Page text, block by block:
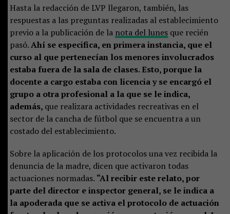
Hasta la redacción de LVP llegaron, también, las
respuestas a las preguntas realizadas al establecimiento
previo a la publicación de la nota del lunesque recién
pasó.Ahí se especifica, en primera instancia, que el
curso al que pertenecían los menores involucrados
estaba fuera de la sala de clases. Esto, porque la
docente a cargo estaba con licencia y se encargó el
grupo a otra profesional a la que se le indica,
además, que realizara actividades recreativas en el
sector de la cancha de fútbol que se encuentra a un
costado del establecimiento.
Sobre la aplicación de los protocolos una vez recibida la
denuncia de la madre, dicen que activaron todas
actuaciones normadas. “Al recibir este relato, por
parte del director e inspector general, se le indica a
la apoderada que se activa el protocolo de actuación